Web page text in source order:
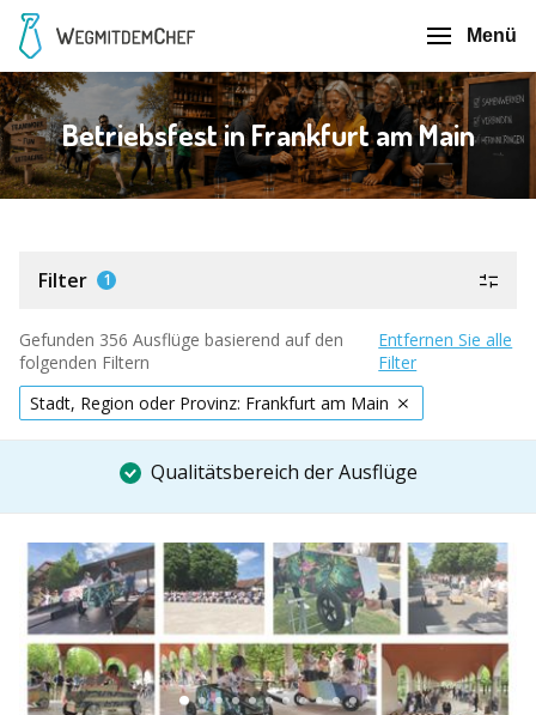
Menü
Betriebsfest in Frankfurt am Main
Filter 1
Gefunden 356 Ausflüge basierend auf den
folgenden Filtern
Entfernen Sie alle
Filter
Stadt, Region oder Provinz: Frankfurt am Main
Qualitätsbereich der Ausflüge